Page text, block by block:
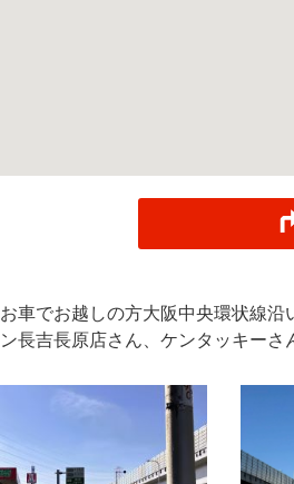
お車でお越しの方大阪中央環状線
ン長吉長原店さん、ケンタッキー